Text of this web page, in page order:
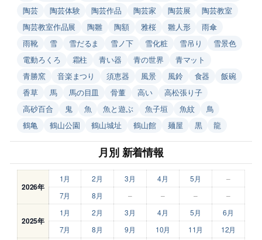
陶芸
陶芸体験 陶芸作品 陶芸家 陶芸展
陶芸教室
陶芸教室作品展
陶雛 陶額 雅桜 雛人形
雨傘
雨靴
雪 雪だるま 雪ノ下 雪化粧 雪吊り
雪景色
電動ろくろ
霜柱 青い器 青の世界
青マット
青勝窯
音楽まつり 須恵器 風景 風鈴 食器
飯碗
香草
馬 馬の目皿 骨董 高い
高松張り子
高砂百合
鬼 魚 魚と遊ぶ 魚子垣 魚紋
鳥
鶴亀
鶴山公園 鶴山城址 鶴山館 麺屋 黒 龍
月別 新着情報
2026年
1月 2月 3月 4月 5月
–
7月
8月 – – – –
2025年
1月 2月 3月 4月 5月
6月
7月
8月 9月 10月 11月 12月